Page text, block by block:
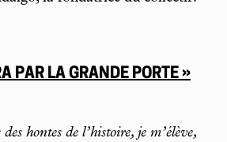
PAR LA GRANDE PORTE »
hontes de l’histoire, je m’élève,